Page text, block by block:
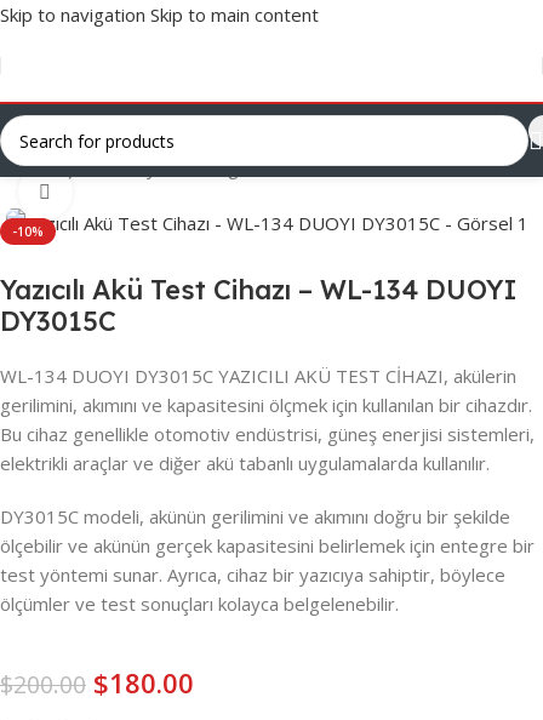
Skip to navigation Skip to main content
Ana Sayfa/Varsayılan Kategori
-10%
Yazıcılı Akü Test Cihazı – WL-134 DUOYI
DY3015C
WL-134 DUOYI DY3015C YAZICILI AKÜ TEST CİHAZI, akülerin
gerilimini, akımını ve kapasitesini ölçmek için kullanılan bir cihazdır.
Bu cihaz genellikle otomotiv endüstrisi, güneş enerjisi sistemleri,
elektrikli araçlar ve diğer akü tabanlı uygulamalarda kullanılır.
DY3015C modeli, akünün gerilimini ve akımını doğru bir şekilde
ölçebilir ve akünün gerçek kapasitesini belirlemek için entegre bir
test yöntemi sunar. Ayrıca, cihaz bir yazıcıya sahiptir, böylece
ölçümler ve test sonuçları kolayca belgelenebilir.
$200.00 $180.00